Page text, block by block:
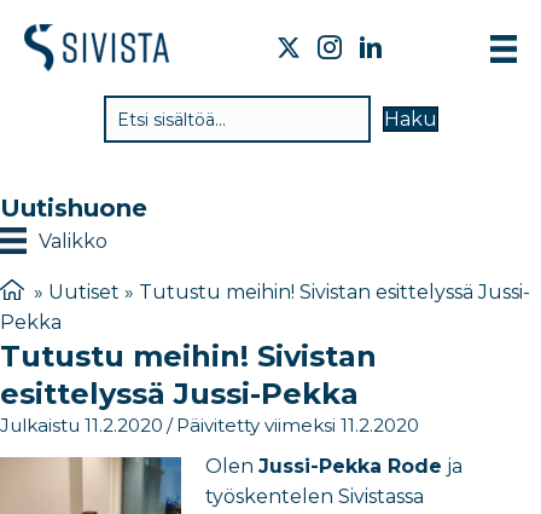
Haku
Uutishuone
Valikko
» Uutiset » Tutustu meihin! Sivistan esittelyssä Jussi-
Pekka
Tutustu meihin! Sivistan
esittelyssä Jussi-Pekka
Julkaistu 11.2.2020 / Päivitetty viimeksi 11.2.2020
Olen Jussi-Pekka Rode ja
työskentelen Sivistassa